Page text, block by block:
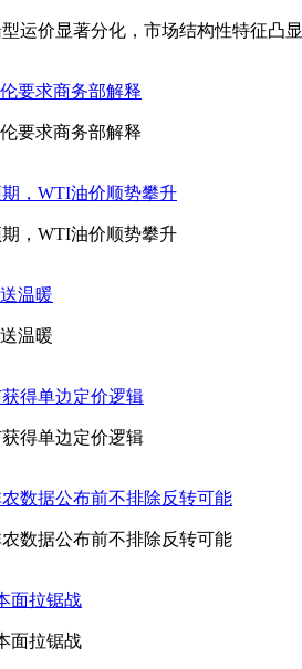
运价显著分化，市场结构性特征凸显
要求商务部解释
要求商务部解释
，WTI油价顺势攀升
，WTI油价顺势攀升
温暖
温暖
得单边定价逻辑
得单边定价逻辑
数据公布前不排除反转可能
数据公布前不排除反转可能
面拉锯战
面拉锯战